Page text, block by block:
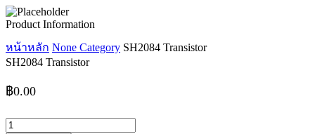
Product Information
หน้าหลัก None Category SH2084 Transistor
SH2084 Transistor
฿0.00
จำนวน